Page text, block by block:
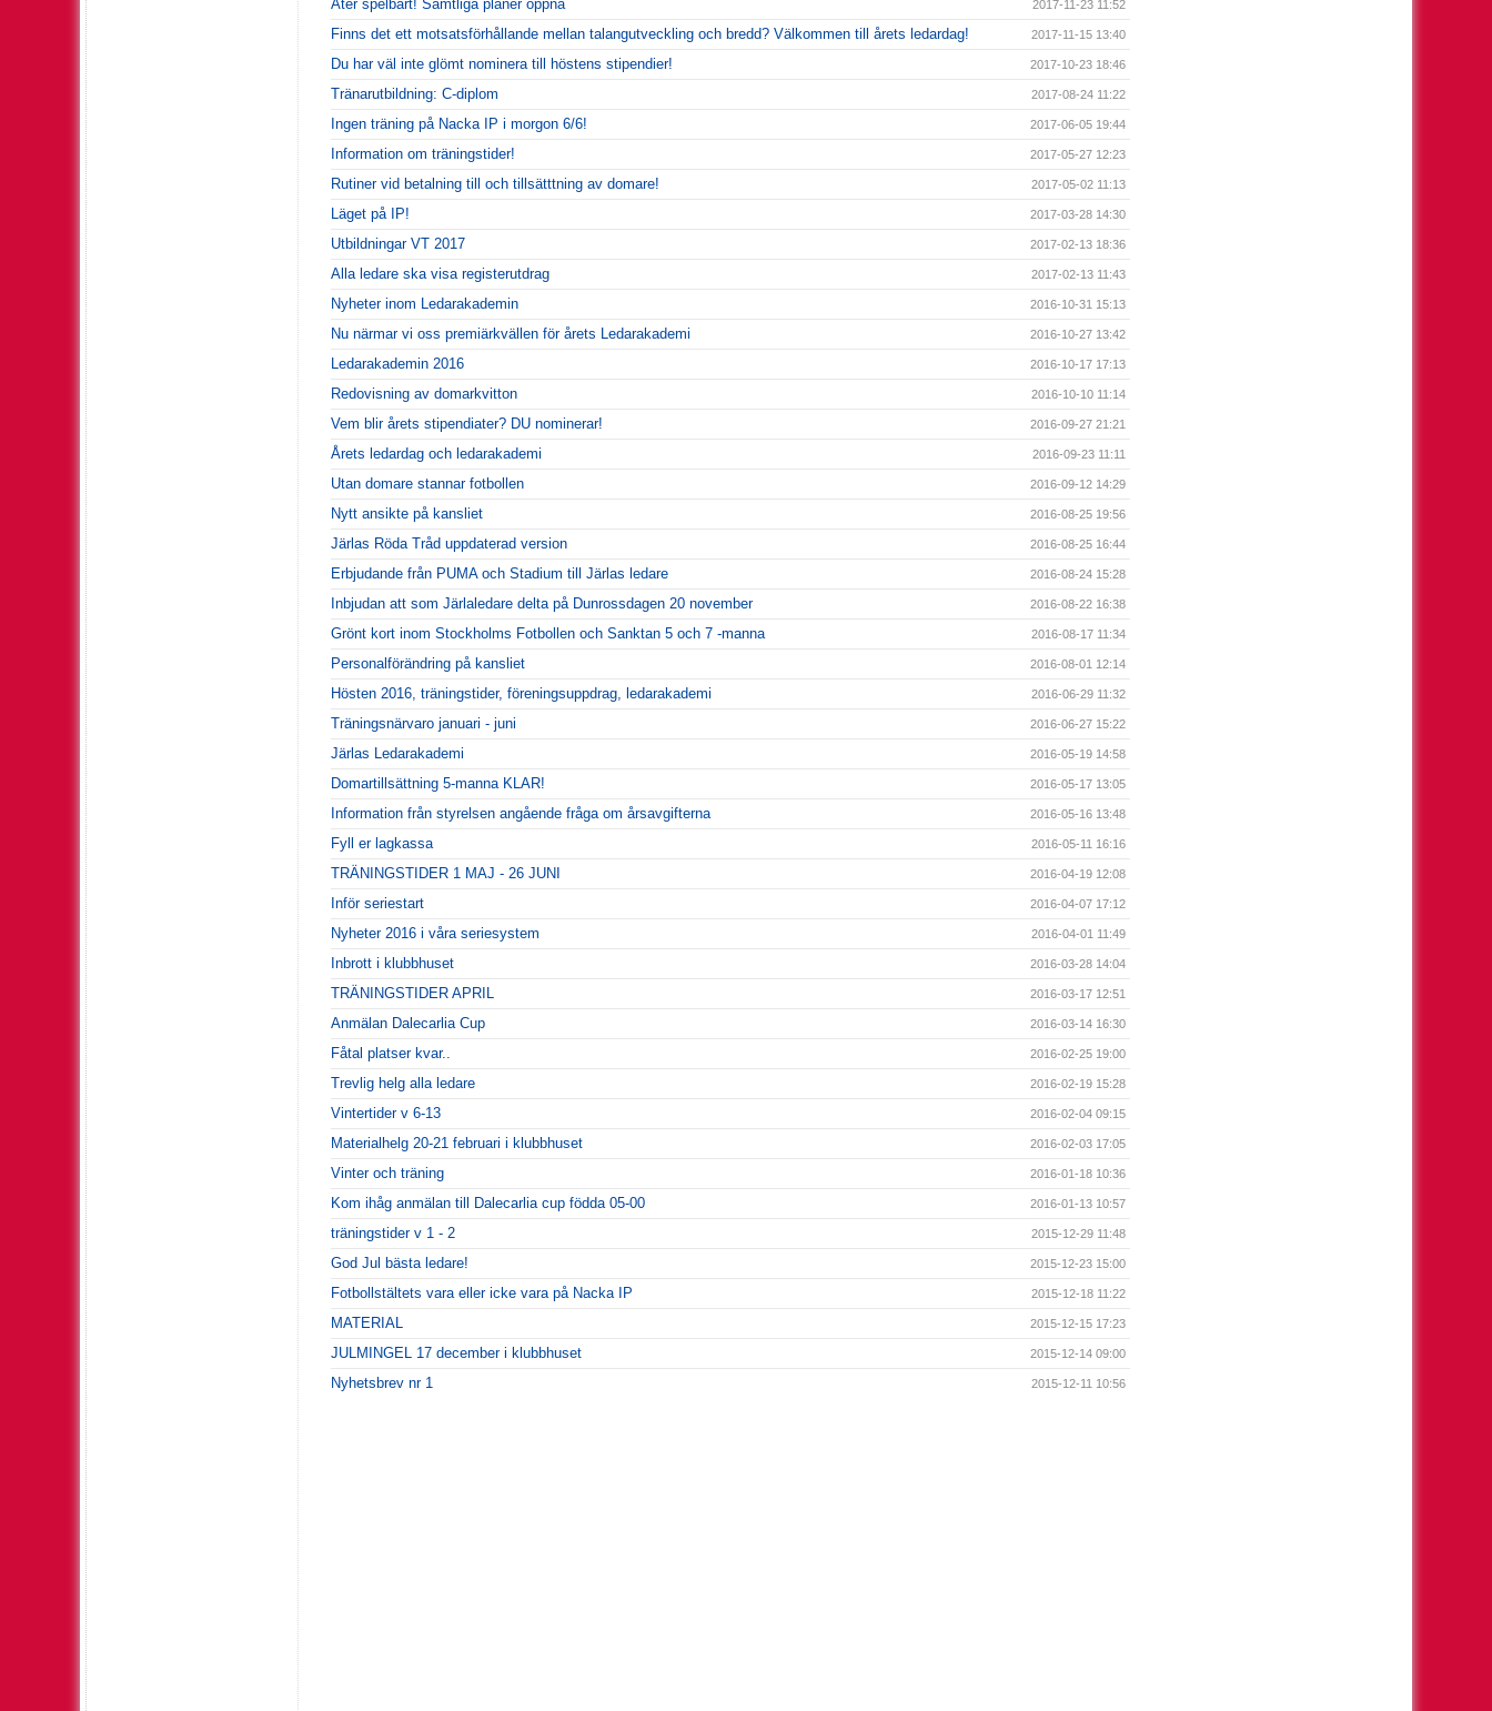
Åter spelbart! Samtliga planer öppna 2017-11-23 11:52
Finns det ett motsatsförhållande mellan talangutveckling och bredd? Välkommen till årets ledardag! 2017-11-15 13:40
Du har väl inte glömt nominera till höstens stipendier! 2017-10-23 18:46
Tränarutbildning: C-diplom 2017-08-24 11:22
Ingen träning på Nacka IP i morgon 6/6! 2017-06-05 19:44
Information om träningstider! 2017-05-27 12:23
Rutiner vid betalning till och tillsätttning av domare! 2017-05-02 11:13
Läget på IP! 2017-03-28 14:30
Utbildningar VT 2017 2017-02-13 18:36
Alla ledare ska visa registerutdrag 2017-02-13 11:43
Nyheter inom Ledarakademin 2016-10-31 15:13
Nu närmar vi oss premiärkvällen för årets Ledarakademi 2016-10-27 13:42
Ledarakademin 2016 2016-10-17 17:13
Redovisning av domarkvitton 2016-10-10 11:14
Vem blir årets stipendiater? DU nominerar! 2016-09-27 21:21
Årets ledardag och ledarakademi 2016-09-23 11:11
Utan domare stannar fotbollen 2016-09-12 14:29
Nytt ansikte på kansliet 2016-08-25 19:56
Järlas Röda Tråd uppdaterad version 2016-08-25 16:44
Erbjudande från PUMA och Stadium till Järlas ledare 2016-08-24 15:28
Inbjudan att som Järlaledare delta på Dunrossdagen 20 november 2016-08-22 16:38
Grönt kort inom Stockholms Fotbollen och Sanktan 5 och 7 -manna 2016-08-17 11:34
Personalförändring på kansliet 2016-08-01 12:14
Hösten 2016, träningstider, föreningsuppdrag, ledarakademi 2016-06-29 11:32
Träningsnärvaro januari - juni 2016-06-27 15:22
Järlas Ledarakademi 2016-05-19 14:58
Domartillsättning 5-manna KLAR! 2016-05-17 13:05
Information från styrelsen angående fråga om årsavgifterna 2016-05-16 13:48
Fyll er lagkassa 2016-05-11 16:16
TRÄNINGSTIDER 1 MAJ - 26 JUNI 2016-04-19 12:08
Inför seriestart 2016-04-07 17:12
Nyheter 2016 i våra seriesystem 2016-04-01 11:49
Inbrott i klubbhuset 2016-03-28 14:04
TRÄNINGSTIDER APRIL 2016-03-17 12:51
Anmälan Dalecarlia Cup 2016-03-14 16:30
Fåtal platser kvar.. 2016-02-25 19:00
Trevlig helg alla ledare 2016-02-19 15:28
Vintertider v 6-13 2016-02-04 09:15
Materialhelg 20-21 februari i klubbhuset 2016-02-03 17:05
Vinter och träning 2016-01-18 10:36
Kom ihåg anmälan till Dalecarlia cup födda 05-00 2016-01-13 10:57
träningstider v 1 - 2 2015-12-29 11:48
God Jul bästa ledare! 2015-12-23 15:00
Fotbollstältets vara eller icke vara på Nacka IP 2015-12-18 11:22
MATERIAL 2015-12-15 17:23
JULMINGEL 17 december i klubbhuset 2015-12-14 09:00
Nyhetsbrev nr 1 2015-12-11 10:56